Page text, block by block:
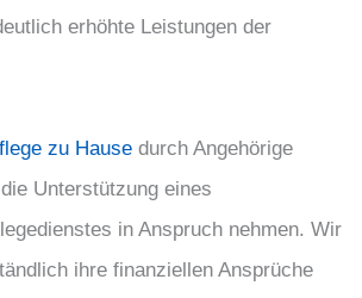
erhöhte Leistungen der
zu Hause durch Angehörige
Unterstützung eines
in Anspruch nehmen. Wir
ihre finanziellen Ansprüche